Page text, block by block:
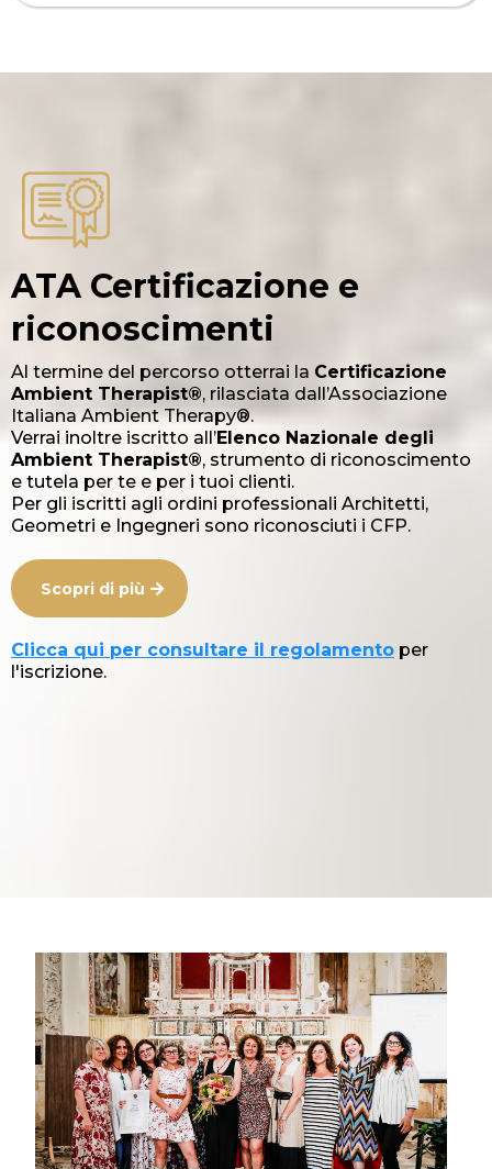
ATA Certificazione e
riconoscimenti
Al termine del percorso otterrai la Certificazione
Ambient Therapist®, rilasciata dall’Associazione
Italiana Ambient Therapy®.
Verrai inoltre iscritto all’Elenco Nazionale degli
Ambient Therapist®, strumento di riconoscimento
e tutela per te e per i tuoi clienti.
Per gli iscritti agli ordini professionali Architetti,
Geometri e Ingegneri sono riconosciuti i CFP.
Scopri di più
Clicca qui per consultare il regolamento per
l'iscrizione.